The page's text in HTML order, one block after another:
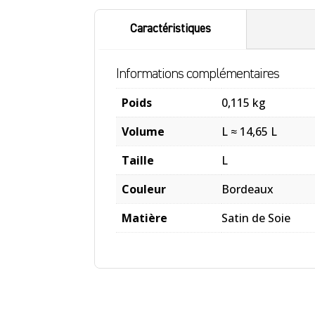
Caractéristiques
Informations complémentaires
Poids
0,115 kg
Volume
L ≈ 14,65 L
Taille
L
Couleur
Bordeaux
Matière
Satin de Soie